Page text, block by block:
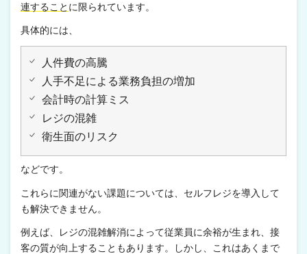
連すること に限られています。
具体的には、
人件費の高騰
人手不足による業務負担の増加
会計時の計算ミス
レジの混雑
衛生面のリスク
などです。
これらに関連がない課題については、セルフレジを導入して
も解決できません。
例えば、レジの混雑解消によって従業員に余裕が生まれ、接
客の質が向上することもあります。しかし、これはあくまで